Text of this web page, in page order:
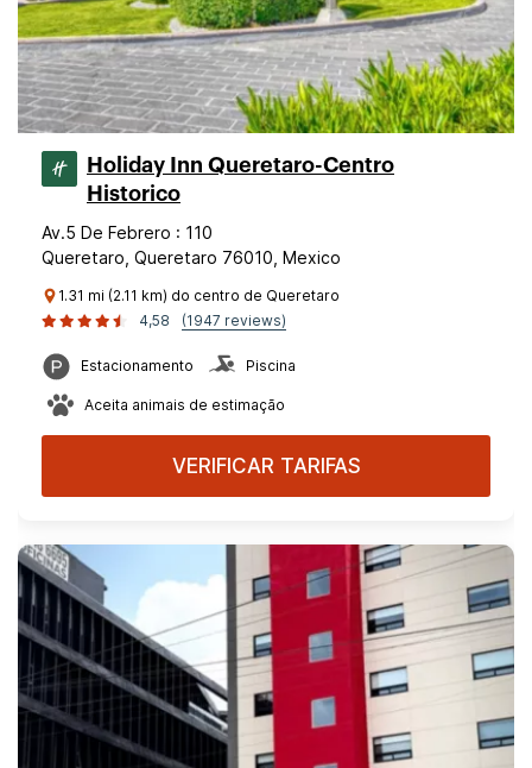
Holiday Inn Queretaro-Centro
Historico
Av.5 De Febrero : 110
Queretaro, Queretaro 76010, Mexico
1.31 mi (2.11 km) do centro de Queretaro
4,58
(1947 reviews)
Estacionamento Piscina
Aceita animais de estimação
VERIFICAR TARIFAS